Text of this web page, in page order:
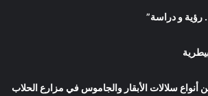
و دراسة”
أنواع سلالات الأبقار والجاموس في مزارع الحلاب